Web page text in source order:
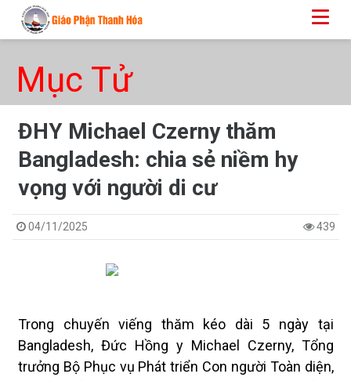
Mục Tử
ĐHY Michael Czerny thăm
Bangladesh: chia sẻ niềm hy
vọng với người di cư
04/11/2025 439
Trong chuyến viếng thăm kéo dài 5 ngày tại
Bangladesh, Đức Hồng y Michael Czerny, Tổng
trưởng Bộ Phục vụ Phát triển Con người Toàn diện,